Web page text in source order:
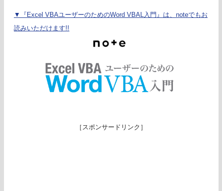
▼『Excel VBAユーザーのためのWord VBAL入門』は、noteでもお
読みいただけます!!
［スポンサードリンク］